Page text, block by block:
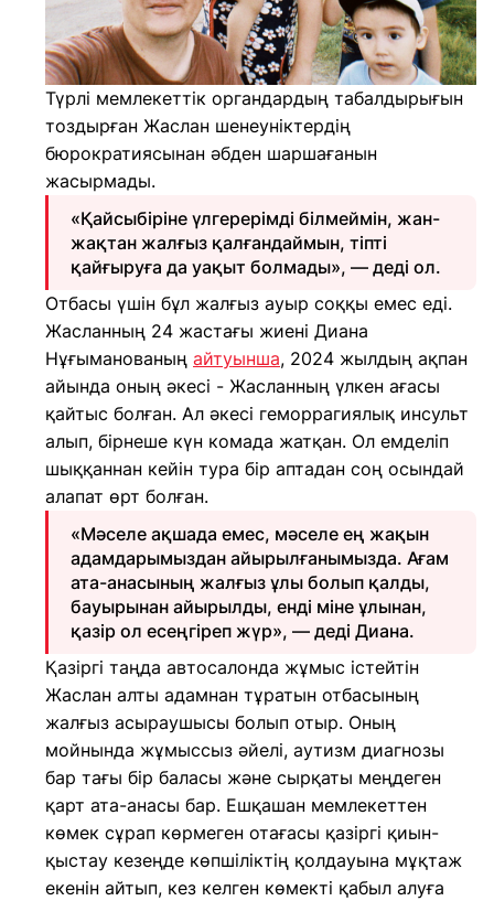
Түрлі мемлекеттік органдардың табалдырығын
тоздырған Жаслан шенеуніктердің
бюрократиясынан әбден шаршағанын
жасырмады.
«Қайсыбіріне үлгерерімді білмеймін, жан-
жақтан жалғыз қалғандаймын, тіпті
қайғыруға да уақыт болмады», — деді ол.
Отбасы үшін бұл жалғыз ауыр соққы емес еді.
Жасланның 24 жастағы жиені Диана
Нұғыманованың айтуынша, 2024 жылдың ақпан
айында оның әкесі - Жасланның үлкен ағасы
қайтыс болған. Ал әкесі геморрагиялық инсульт
алып, бірнеше күн комада жатқан. Ол емделіп
шыққаннан кейін тура бір аптадан соң осындай
алапат өрт болған.
«Мәселе ақшада емес, мәселе ең жақын
адамдарымыздан айырылғанымызда. Ағам
ата-анасының жалғыз ұлы болып қалды,
бауырынан айырылды, енді міне ұлынан,
қазір ол есеңгіреп жүр», — деді Диана.
Қазіргі таңда автосалонда жұмыс істейтін
Жаслан алты адамнан тұратын отбасының
жалғыз асыраушысы болып отыр. Оның
мойнында жұмыссыз әйелі, аутизм диагнозы
бар тағы бір баласы және сырқаты меңдеген
қарт ата-анасы бар. Ешқашан мемлекеттен
көмек сұрап көрмеген отағасы қазіргі қиын-
қыстау кезеңде көпшіліктің қолдауына мұқтаж
екенін айтып, кез келген көмекті қабыл алуға